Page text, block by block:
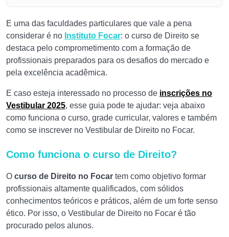
E uma das faculdades particulares que vale a pena
considerar é no Instituto Focar: o curso de Direito se
destaca pelo comprometimento com a formação de
profissionais preparados para os desafios do mercado e
pela excelência acadêmica.
E caso esteja interessado no processo de inscrições no
Vestibular 2025, esse guia pode te ajudar: veja abaixo
como funciona o curso, grade curricular, valores e também
como se inscrever no Vestibular de Direito no Focar.
Como funciona o curso de Direito?
O curso de Direito no Focar tem como objetivo formar
profissionais altamente qualificados, com sólidos
conhecimentos teóricos e práticos, além de um forte senso
ético. Por isso, o Vestibular de Direito no Focar é tão
procurado pelos alunos.